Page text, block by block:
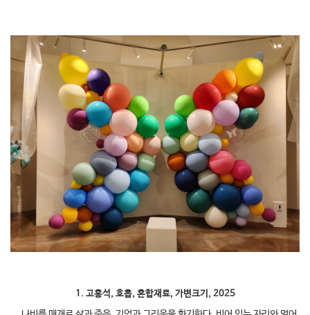
1. 고홍석, 호흡, 혼합재료, 가변크기, 2025